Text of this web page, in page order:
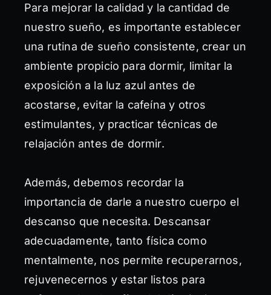
Para mejorar la calidad y la cantidad de
nuestro sueño, es importante establecer
una rutina de sueño consistente, crear un
ambiente propicio para dormir, limitar la
exposición a la luz azul antes de
acostarse, evitar la cafeína y otros
estimulantes, y practicar técnicas de
relajación antes de dormir.
Además, debemos recordar la
importancia de darle a nuestro cuerpo el
descanso que necesita. Descansar
adecuadamente, tanto física como
mentalmente, nos permite recuperarnos,
rejuvenecernos y estar listos para